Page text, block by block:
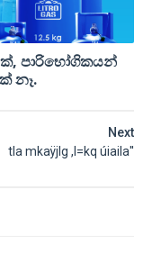
පාරිභෝගිකයන්
නෑ.
Next
tla mkaÿjlg ,l=kq úiaila''